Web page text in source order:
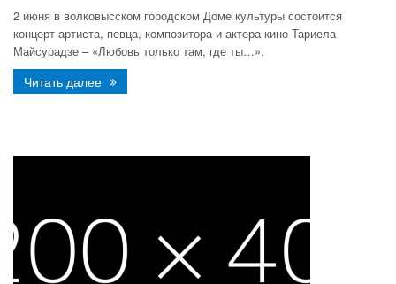
2 июня в волковысском городском Доме культуры состоится
концерт артиста, певца, композитора и актера кино Тариела
Майсурадзе – «Любовь только там, где ты…».
Читать далее